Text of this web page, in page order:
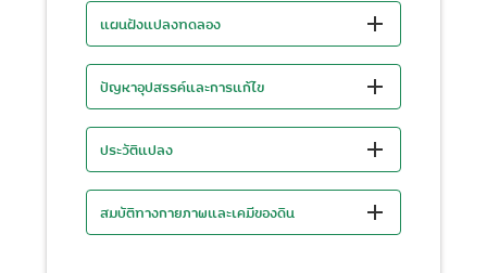
แผนฝังแปลงทดลอง
ปัญหาอุปสรรค์และการแก้ไข
ประวัติแปลง
สมบัติทางกายภาพและเคมีของดิน